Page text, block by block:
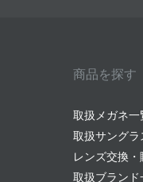
商品を探す
取扱メガネ一
取扱サングラ
レンズ交換・
取扱ブランド